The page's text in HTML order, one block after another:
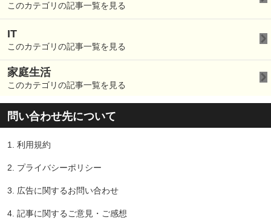
このカテゴリの記事一覧を見る
IT
このカテゴリの記事一覧を見る
家庭生活
このカテゴリの記事一覧を見る
問い合わせ先について
1. 利用規約
2. プライバシーポリシー
3. 広告に関するお問い合わせ
4. 記事に関するご意見・ご感想